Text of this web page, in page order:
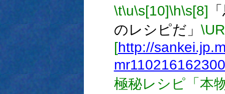
\t\u\s[10]\h\s[8]
のレシピだ」
[http://
極秘レシピ「本